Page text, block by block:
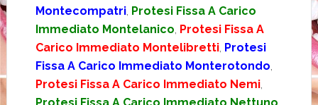
Montecompatri, Protesi Fissa A Carico
Immediato Montelanico Protesi Fissa A
Carico Immediato Montelibretti, Protesi
Fissa A Carico Immediato Monterotondo
Protesi Fissa A Carico Immediato Nemi,
Protesi Fissa A Carico Immediato Nettuno